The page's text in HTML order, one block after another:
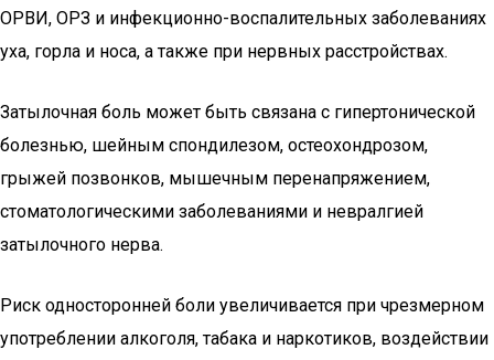
ОРВИ, ОРЗ и инфекционно-воспалительных заболеваниях
уха, горла и носа, а также при нервных расстройствах.
Затылочная боль может быть связана с гипертонической
болезнью, шейным спондилезом, остеохондрозом,
грыжей позвонков, мышечным перенапряжением,
стоматологическими заболеваниями и невралгией
затылочного нерва.
Риск односторонней боли увеличивается при чрезмерном
употреблении алкоголя, табака и наркотиков, воздействии